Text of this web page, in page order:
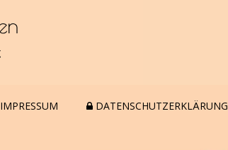
IMPRESSUM DATENSCHUTZERKLÄRUNG